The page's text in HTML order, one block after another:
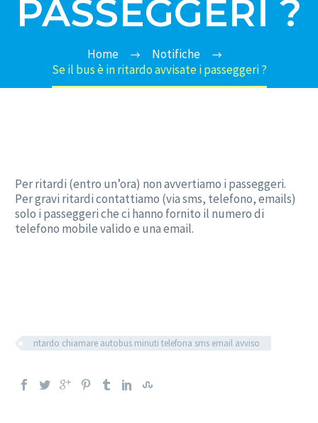
PASSEGGERI ?
Home
Notifiche
Se il bus è in ritardo avvisate i passeggeri ?
Per ritardi (entro un’ora) non avvertiamo i passeggeri.
Per gravi ritardi contattiamo (via sms, telefono, emails)
solo i passeggeri che ci hanno fornito il numero di
telefono mobile valido e una email.
ritardo chiamare autobus minuti telefona sms email avviso